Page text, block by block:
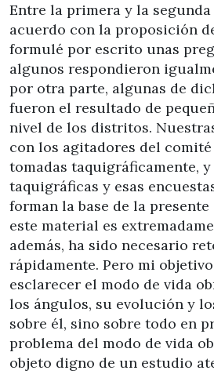
Entre la primera y la segunda
acuerdo con la proposición
formulé por escrito unas
algunos respondieron
por otra parte, algunas de
fueron el resultado de
nivel de los distritos.
con los agitadores del
tomadas taquigráficamente,
taquigráficas y esas
forman la base de la presente
este material es
además, ha sido necesario
rápidamente. Pero mi
esclarecer el modo de vida
los ángulos, su evolución y
sobre él, sino sobre todo en
problema del modo de vida
objeto digno de un estudio